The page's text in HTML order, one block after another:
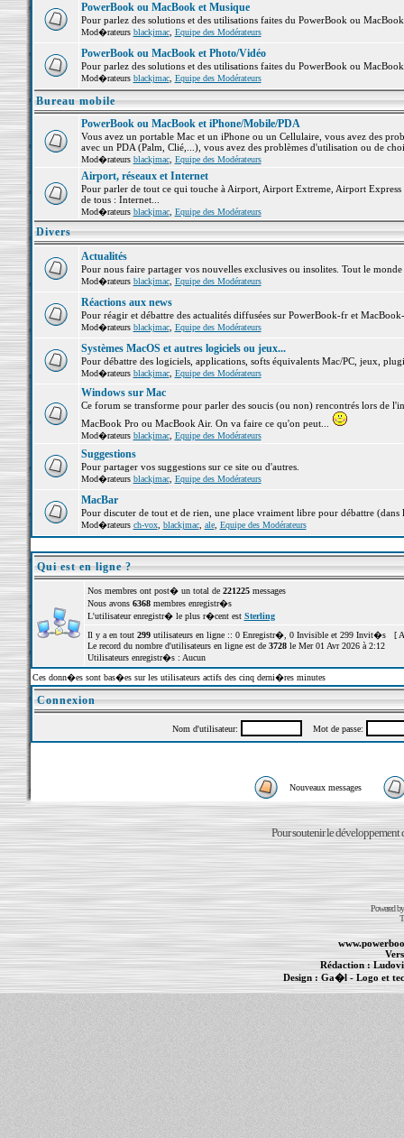
PowerBook ou MacBook et Musique
Pour parlez des solutions et des utilisations faites du PowerBook ou
Mod�rateurs blackjmac, Equipe des Modérateurs
PowerBook ou MacBook et Photo/Vidéo
Pour parlez des solutions et des utilisations faites du PowerBook ou
Mod�rateurs blackjmac, Equipe des Modérateurs
Bureau mobile
PowerBook ou MacBook et iPhone/Mobile/PDA
Vous avez un portable Mac et un iPhone ou un Cellulaire, vous avez des
avec un PDA (Palm, Clié,...), vous avez des problèmes d'utilisation ou de
Mod�rateurs blackjmac, Equipe des Modérateurs
Airport, réseaux et Internet
Pour parler de tout ce qui touche à Airport, Airport Extreme, Airport
de tous : Internet...
Mod�rateurs blackjmac, Equipe des Modérateurs
Divers
Actualités
Pour nous faire partager vos nouvelles exclusives ou insolites. Tout le
Mod�rateurs blackjmac, Equipe des Modérateurs
Réactions aux news
Pour réagir et débattre des actualités diffusées sur PowerBook-fr et
Mod�rateurs blackjmac, Equipe des Modérateurs
Systèmes MacOS et autres logiciels ou jeux...
Pour débattre des logiciels, applications, softs équivalents Mac/PC, jeux,
Mod�rateurs blackjmac, Equipe des Modérateurs
Windows sur Mac
Ce forum se transforme pour parler des soucis (ou non) rencontrés lors de
MacBook Pro ou MacBook Air. On va faire ce qu'on peut...
Mod�rateurs blackjmac, Equipe des Modérateurs
Suggestions
Pour partager vos suggestions sur ce site ou d'autres.
Mod�rateurs blackjmac, Equipe des Modérateurs
MacBar
Pour discuter de tout et de rien, une place vraiment libre pour débattre (dans
Mod�rateurs ch-vox, blackjmac, ale, Equipe des Modérateurs
Qui est en ligne ?
Nos membres ont post� un total de 221225messages
Nous avons 6368membres enregistr�s
L'utilisateur enregistr� le plus r�cent est Sterling
Il y a en tout 299utilisateurs en ligne :: 0 Enregistr�, 0 Invisible et 299 Invit�s [
Le record du nombre d'utilisateurs en ligne est de 3728le Mer 01 Avr 2026 à 2:12
Utilisateurs enregistr�s : Aucun
Ces donn�es sont bas�es sur les utilisateurs actifs des cinq derni�res minutes
Connexion
Nom d'utilisateur: Mot de passe:
Nouveaux messages
Pour soutenir le développement
Powered
Rédaction :
Design : Ga�l- Logo et